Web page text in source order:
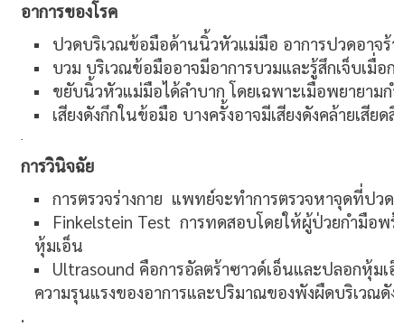
อาการของโรค
ปวดบริเวณข้อมือด้านนิ้วหัวแม่มือ อาการปวดอาจ
บวม บริเวณข้อมืออาจมีอาการบวมและรู้สึกเจ็บเมื่อ
ขยับนิ้วหัวแม่มือได้ลำบาก โดยเฉพาะเมื่อพยายา
เสียงดังกึกในข้อมือ บางครั้งอาจมีเสียงดังคล้ายเสีย
.
การวินิจฉัย
การตรวจร่างกาย แพทย์จะทำการตรวจหาจุดที่ปว
Finkelstein Test การทดสอบโดยให้ผู้ป่วยกำมือ
หุ้มเอ็น
Ultrasound คือการอัลตร้าซาวด์เอ็นและปลอกหุ้ม
ความรุนแรงของอาการและปริมาณของพังผืดบริเวณ
.